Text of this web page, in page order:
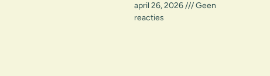
april 26, 2026
Geen
reacties